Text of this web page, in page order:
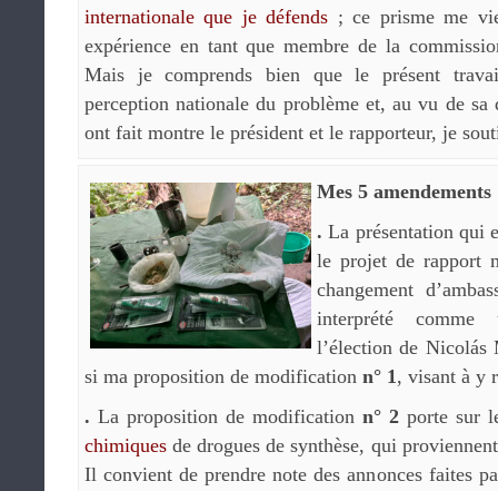
internationale que je défends ; ce prisme me
expérience en tant que membre de la
Mais je comprends bien que le présent
perception nationale du problème et, au vu de sa
ont fait montre le président et le rapporteur, je
Mes 5 amendements
. La présentation qui
le projet de rapport
changement
interprété comme
l’élection de Nicolás
si ma proposition de modification n° 1, visant à y
. La proposition de modification n° 2 porte sur
chimiques de drogues de synthèse, qui
Il convient de prendre note des annonces faites